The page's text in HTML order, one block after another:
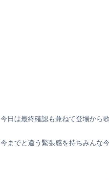
今日は最終確認も兼ねて登場から
今までと違う緊張感を持ちみんな